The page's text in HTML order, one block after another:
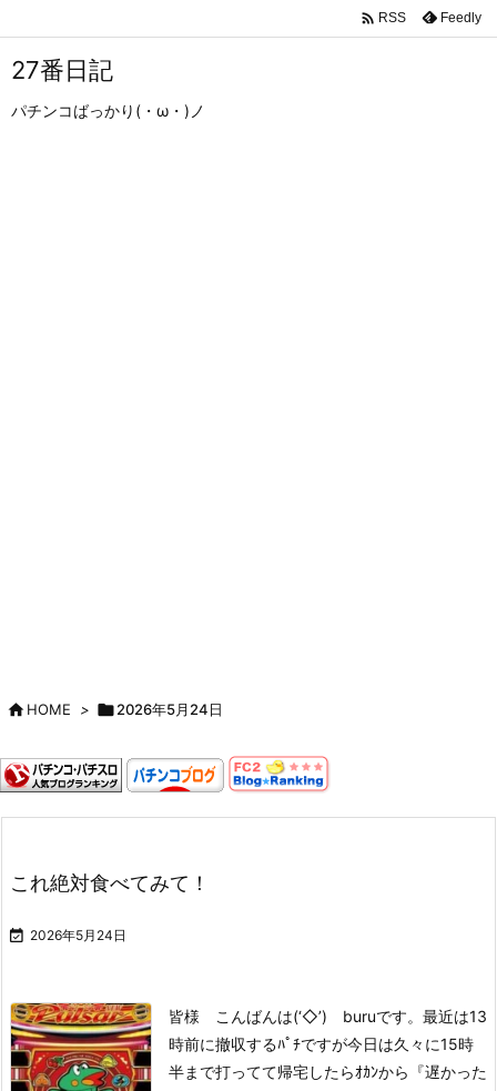
 RSS Feedly
27番日記
パチンコばっかり(・ω・)ノ
HOME > 2026年5月24日
これ絶対食べてみて！
 2026年5月24日
皆様 こんばんは(‘◇’)ゞburuです。 最近は13
時前に撤収するﾊﾟﾁですが今日は久々に15時
半まで打ってて帰宅したらｵｶﾝから 『遅かった